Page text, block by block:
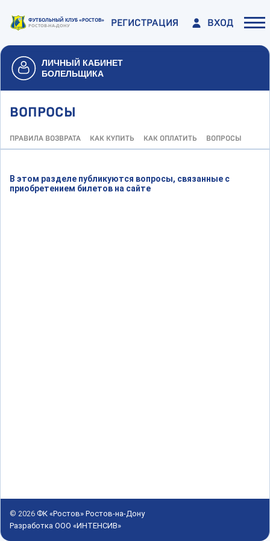
РЕГИСТРАЦИЯ
ВХОД
ВОПРОСЫ
ПРАВИЛА ВОЗВРАТА КАК КУПИТЬ КАК ОПЛАТИТЬ ВОПРОСЫ
В этом разделе публикуются вопросы, связанные с
приобретением билетов на сайте
© 2026 ФК «Ростов» Ростов-на-Дону
Разработка ООО «ИНТЕНСИВ»